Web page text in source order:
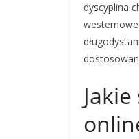
dyscyplina